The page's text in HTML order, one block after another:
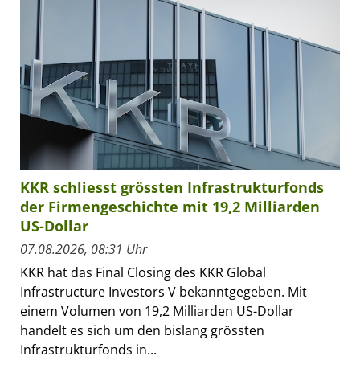
KKR schliesst grössten Infrastrukturfonds
der Firmengeschichte mit 19,2 Milliarden
US-Dollar
07.08.2026, 08:31 Uhr
KKR hat das Final Closing des KKR Global
Infrastructure Investors V bekanntgegeben. Mit
einem Volumen von 19,2 Milliarden US-Dollar
handelt es sich um den bislang grössten
Infrastrukturfonds in...